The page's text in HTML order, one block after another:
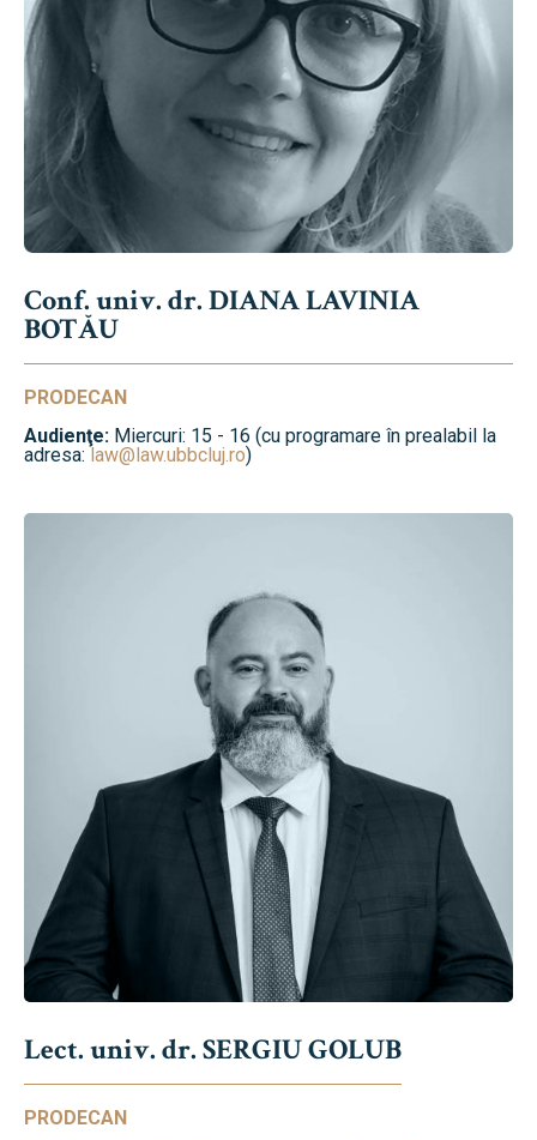
Conf. univ. dr. DIANA LAVINIA
BOTĂU
PRODECAN
Audienţe: Miercuri: 15 - 16 (cu programare în prealabil la
adresa: law@law.ubbcluj.ro)
Lect. univ. dr. SERGIU GOLUB
PRODECAN